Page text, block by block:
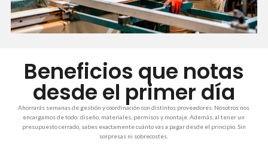
Beneficios que notas
desde el primer día
Ahorrarás semanas de gestión y coordinación con distintos proveedores. Nosotros nos
encargamos de todo: diseño, materiales, permisos y montaje. Además, al tener un
presupuesto cerrado, sabes exactamente cuánto vas a pagar desde el principio. Sin
sorpresas ni sobrecostes.